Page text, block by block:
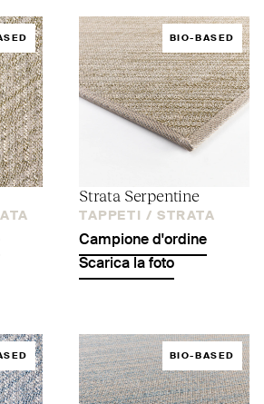
BIO-BASED
Strata Serpentine
TAPPETI / STRATA
Campione d'ordine
Scarica la foto
BIO-BASED